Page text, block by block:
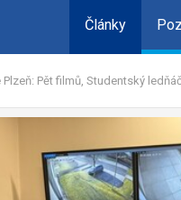
Články
Plzeň: Pět filmů, Studentský